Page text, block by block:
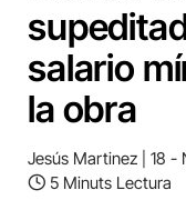
salario
la obra
Jesús Martinez
18 -
5 Minuts Lectura